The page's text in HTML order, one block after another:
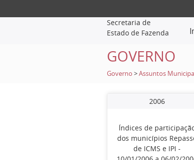
Secretaria de
Estado de Fazenda
GOVERNO
Governo >Assuntos
2006
Índices de
dos municípios
de ICMS e IPI -